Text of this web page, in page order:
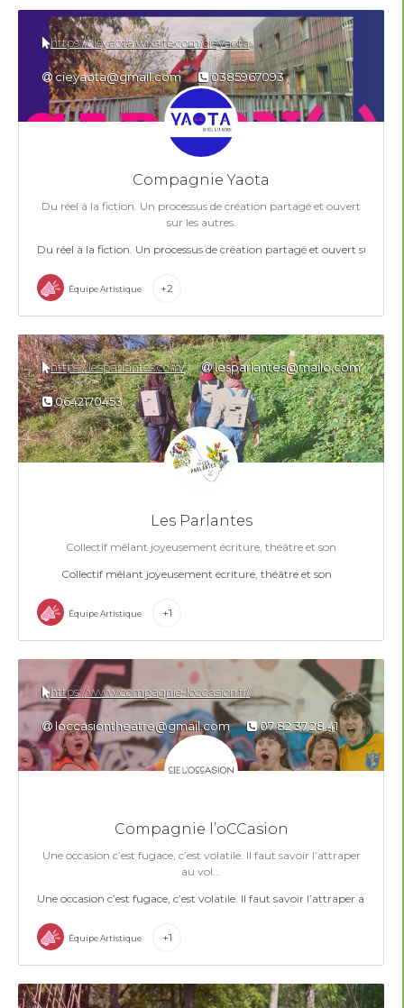
Compagnie Yaota
Du réel à la fiction. Un processus de création partagé et ouvert
sur les autres.
Du réel à la fiction. Un processus de création partagé et ouvert sur les
https://cieyaota.wixsite.com/cieyaota
cieyaota@gmail.com 0385967093
Équipe Artistique +2
Les Parlantes
Collectif mêlant joyeusement écriture, théâtre et son
Collectif mêlant joyeusement écriture, théâtre et son
https://lesparlantes.com/ lesparlantes@mailo.com
0642170453
Équipe Artistique +1
Compagnie l’oCCasion
Une occasion c’est fugace, c’est volatile. Il faut savoir l’attraper
au vol...
Une occasion c’est fugace, c’est volatile. Il faut savoir l’attraper au vol...
https://www.compagnie-loccasion.fr/
loccasiontheatre@gmail.com 07 82 37 28 41
Équipe Artistique +1